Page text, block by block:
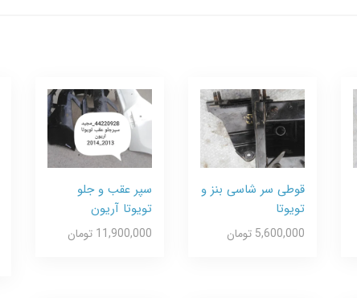
قوطی سر شاسی بنز و
تویوتا
5,600,000 تومان
سپر عقب و جلو
تویوتا آریون
11,900,000 تومان